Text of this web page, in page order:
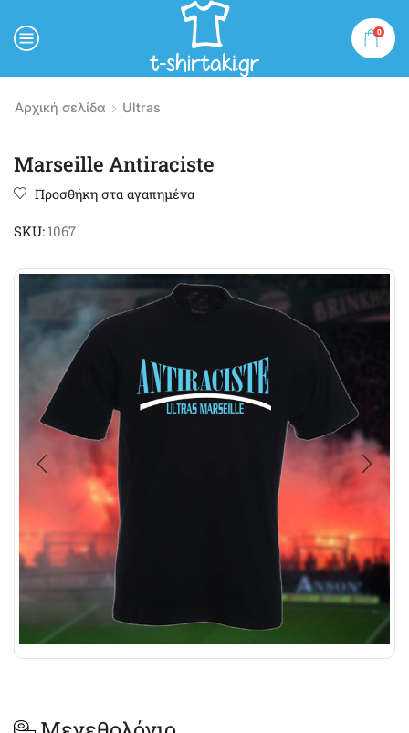
0
Αρχική σελίδα Ultras
Marseille Antiraciste
Προσθήκη στα αγαπημένα
SKU: 1067